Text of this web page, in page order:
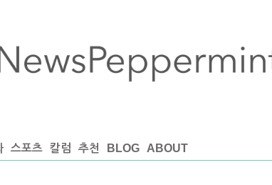
스포츠 칼럼 추천 BLOG ABOUT